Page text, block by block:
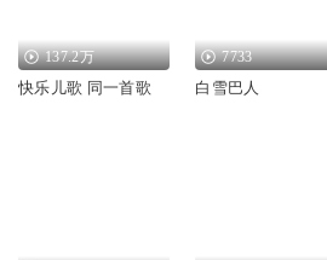
137.2万
快乐儿歌 同一首歌
7733
白雪巴人